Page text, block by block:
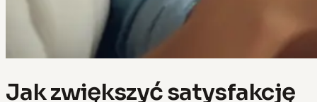
Jak zwiększyć satysfakcję